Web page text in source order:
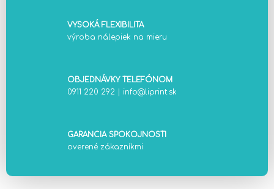
VYSOKÁ FLEXIBILITA
výroba nálepiek na mieru
OBJEDNÁVKY TELEFÓNOM
0911 220 292
info@liprint.sk
GARANCIA SPOKOJNOSTI
overené zákazníkmi